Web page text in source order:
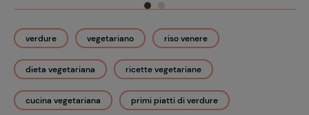
verdure vegetariano riso venere
dieta vegetariana ricette vegetariane
cucina vegetariana primi piatti di verdure